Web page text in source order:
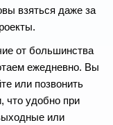
взяться даже за
от большинства
ежедневно. Вы
или позвонить
что удобно при
или